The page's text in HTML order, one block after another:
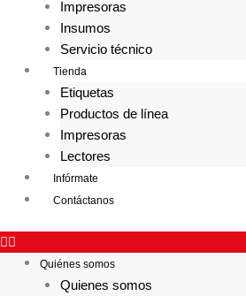
Impresoras
Insumos
Servicio técnico
Tienda
Etiquetas
Productos de línea
Impresoras
Lectores
Infórmate
Contáctanos
Quiénes somos
Quienes somos